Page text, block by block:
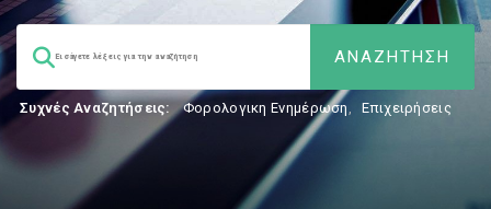
Συχνές Αναζητήσεις: Φορολογικη Ενημέρωση, Επιχειρήσεις